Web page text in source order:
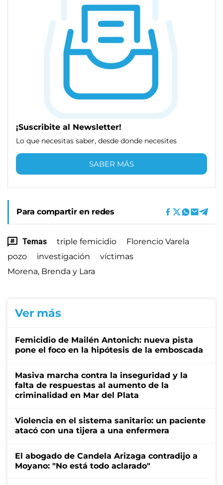
¡Suscribite al Newsletter!
Lo que necesitas saber, desde donde necesites
SABER MÁS
Para compartir en redes
Temas triple femicidio
Florencio Varela
pozo
investigación
víctimas
Morena, Brenda y Lara
Ver más
Femicidio de Mailén Antonich: nueva pista
pone el foco en la hipótesis de la emboscada
Masiva marcha contra la inseguridad y la
falta de respuestas al aumento de la
criminalidad en Mar del Plata
Violencia en el sistema sanitario: un paciente
atacó con una tijera a una enfermera
El abogado de Candela Arizaga contradijo a
Moyano: "No está todo aclarado"